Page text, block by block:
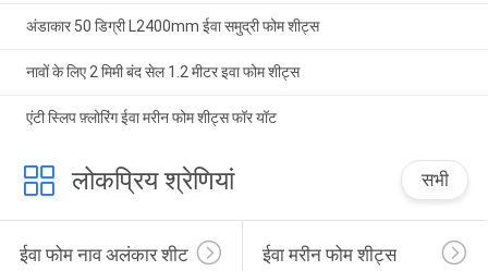
अंडाकार 50 डिग्री L2400mm ईवा समुद्री फोम शीट्स
नावों के लिए 2 मिमी बंद सेल 1.2 मीटर इवा फोम शीट्स
एंटी स्लिप फ़्लोरिंग ईवा मरीन फोम शीट्स फॉर यॉट
लोकप्रिय श्रेणियां सभी
ईवा फोम नाव अलंकार शीट ईवा मरीन फोम शीट्स